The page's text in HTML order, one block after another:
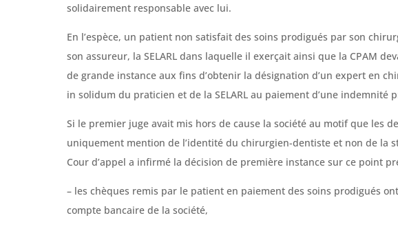
solidairement responsable avec lui.
En l’espèce, un patient non satisfait des soins prodigués par son
son assureur, la SELARL dans laquelle il exerçait ainsi que la CPAM
de grande instance aux fins d’obtenir la désignation d’un expert en
in solidum du praticien et de la SELARL au paiement d’une indemnité
Si le premier juge avait mis hors de cause la société au motif que les
uniquement mention de l’identité du chirurgien-dentiste et non de la
Cour d’appel a infirmé la décision de première instance sur ce point
– les chèques remis par le patient en paiement des soins prodigués
compte bancaire de la société,